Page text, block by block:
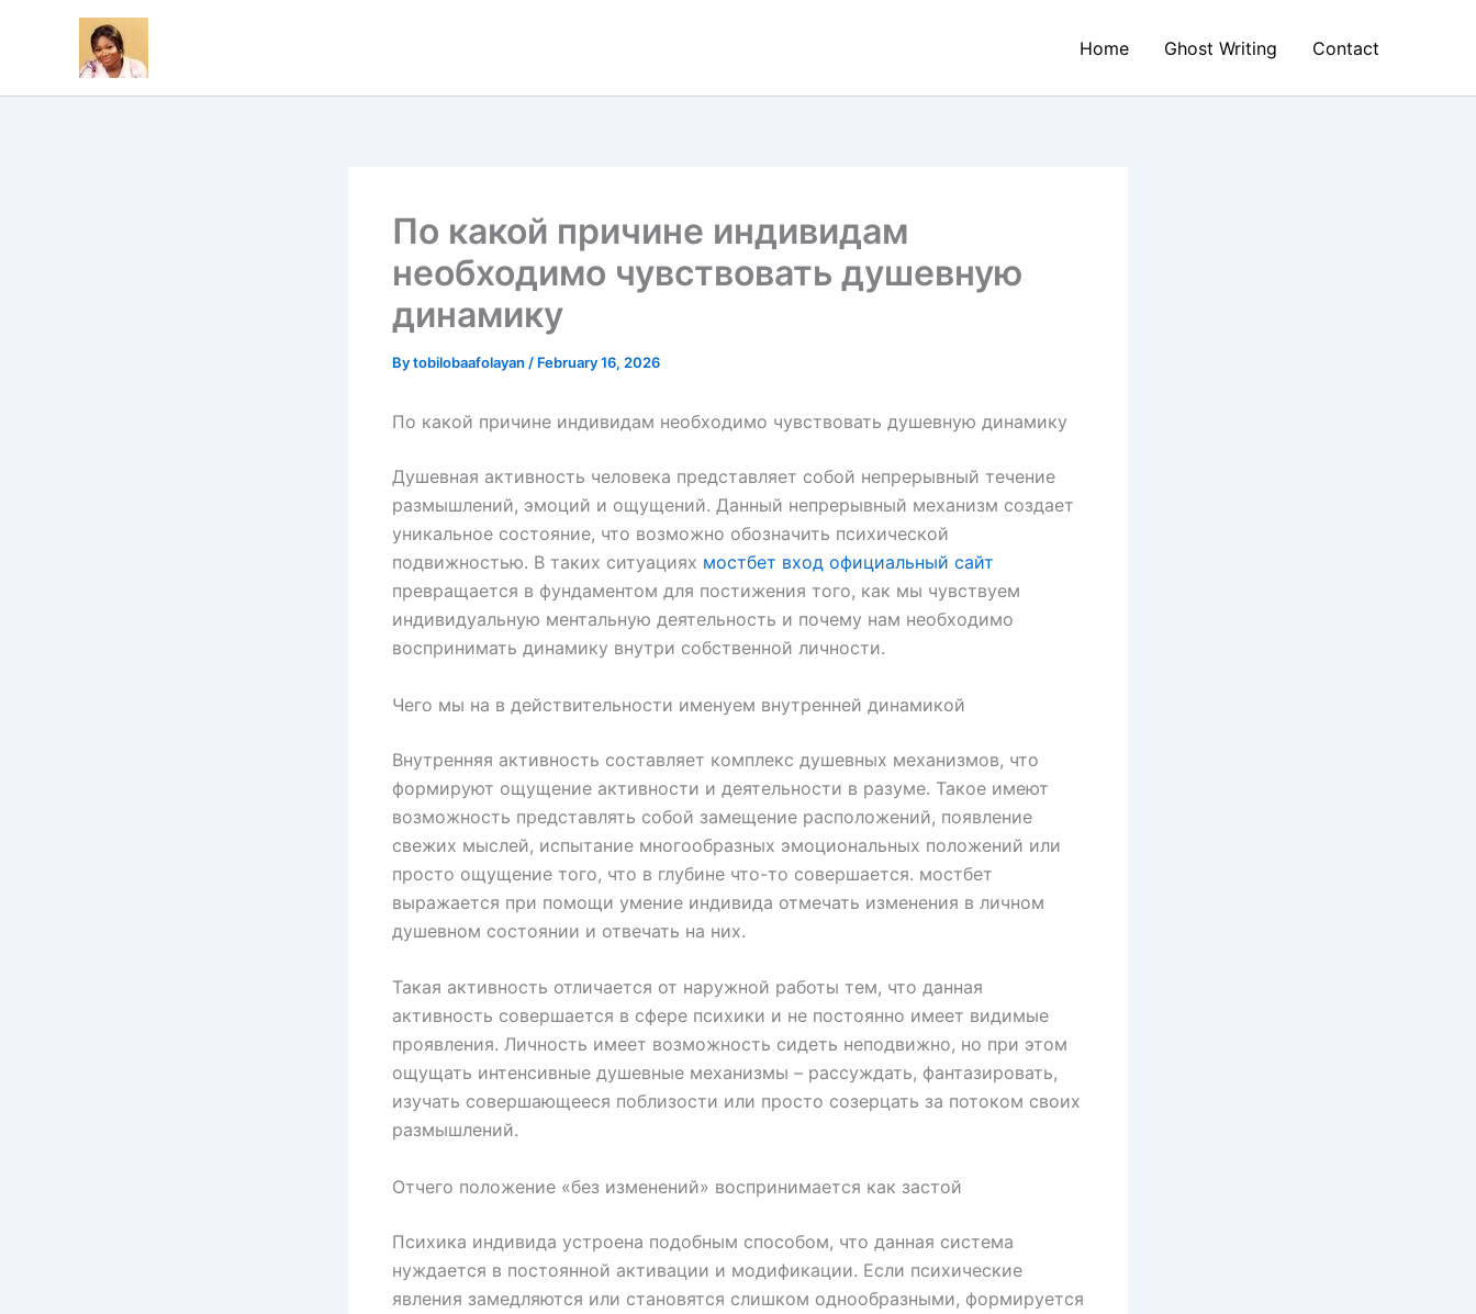
Home Ghost Writing Contact
По какой причине индивидам
необходимо чувствовать душевную
динамику
Bytobilobaafolayan / February 16, 2026
По какой причине индивидам необходимо чувствовать душевную динамику
Душевная активность человека представляет собой непрерывный течение
размышлений, эмоций и ощущений. Данный непрерывный механизм создает
уникальное состояние, что возможно обозначить психической
подвижностью. В таких ситуациях мостбет вход официальный сайт
превращается в фундаментом для постижения того, как мы чувствуем
индивидуальную ментальную деятельность и почему нам необходимо
воспринимать динамику внутри собственной личности.
Чего мы на в действительности именуем внутренней динамикой
Внутренняя активность составляет комплекс душевных механизмов, что
формируют ощущение активности и деятельности в разуме. Такое имеют
возможность представлять собой замещение расположений, появление
свежих мыслей, испытание многообразных эмоциональных положений или
просто ощущение того, что в глубине что-то совершается. мостбет
выражается при помощи умение индивида отмечать изменения в личном
душевном состоянии и отвечать на них.
Такая активность отличается от наружной работы тем, что данная
активность совершается в сфере психики и не постоянно имеет видимые
проявления. Личность имеет возможность сидеть неподвижно, но при этом
ощущать интенсивные душевные механизмы – рассуждать, фантазировать,
изучать совершающееся поблизости или просто созерцать за потоком своих
размышлений.
Отчего положение «без изменений» воспринимается как застой
Психика индивида устроена подобным способом, что данная система
нуждается в постоянной активации и модификации. Если психические
явления замедляются или становятся слишком однообразными, формируется